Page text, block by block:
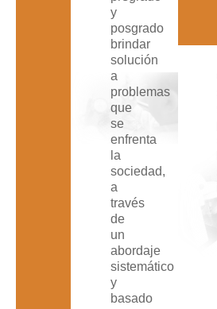
y
posgrado
brindar
solución
a
problemas
que
se
enfrenta
la
sociedad,
a
través
de
un
abordaje
sistemático
y
basado